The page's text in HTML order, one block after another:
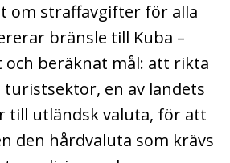
om straffavgifter för alla
bränsle till Kuba –
beräknat mål: att rikta
turistsektor, en av landets
till utländsk valuta, för att
den hårdvaluta som krävs